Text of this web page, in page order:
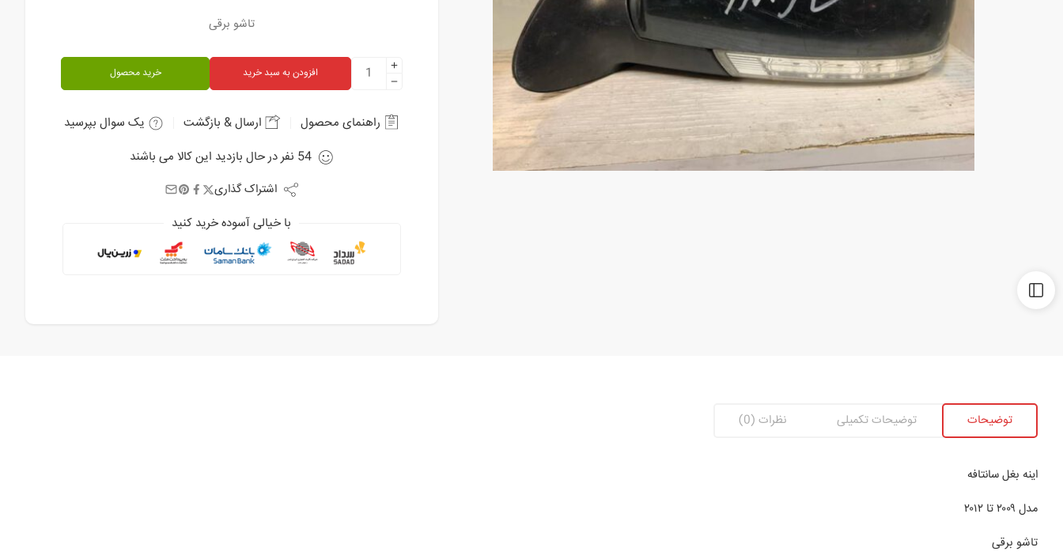
تاشو برقی
افزودن به سبد خرید خرید محصول
راهنمای محصول ارسال & بازگشت
یک سوال بپرسید
54 نفردر حال بازدید این کالا می باشند
اشتراک گذاری
با خیالی آسوده خرید کنید
توضیحات توضیحات تکمیلی نظرات (0)
اینه بغل سانتافه
مدل ۲۰۰۹ تا ۲۰۱۲
تاشو برقی